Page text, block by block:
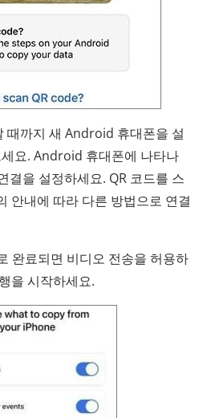
때까지 새 Android 휴대폰을 설
요. Android 휴대폰에 나타나
결을 설정하세요. QR 코드를 스
안내에 따라 다른 방법으로 연결
완료되면 비디오 전송을 허용하
을 시작하세요.